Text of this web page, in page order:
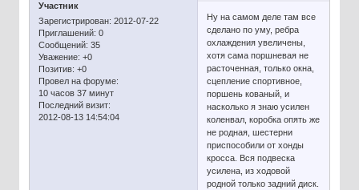
Участник
Зарегистрирован: 2012-07-22
Приглашений: 0
Сообщений: 35
Уважение: +0
Позитив: +0
Провел на форуме:
10 часов 37 минут
Последний визит:
2012-08-13 14:54:04
Ну на самом деле там все
сделано по уму, ребра
охлаждения увеличены,
хотя сама поршневая не
расточенная, только окна,
сцепление спортивное,
поршень кованый, и
насколько я знаю усилен
коленвал, коробка опять же
не родная, шестерни
приспособили от хонды
кросса. Вся подвеска
усилена, из ходовой
родной только задний диск.